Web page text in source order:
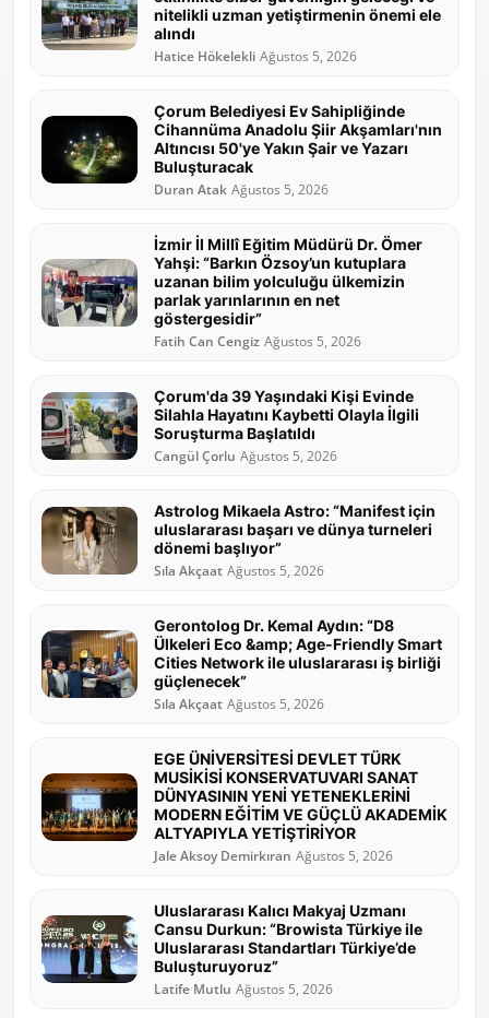
nitelikli uzman yetiştirmenin önemi ele
alındı
Hatice Hökelekli Ağustos 5, 2026
Çorum Belediyesi Ev Sahipliğinde
Cihannüma Anadolu Şiir Akşamları'nın
Altıncısı 50'ye Yakın Şair ve Yazarı
Buluşturacak
Duran Atak Ağustos 5, 2026
İzmir İl Millî Eğitim Müdürü Dr. Ömer
Yahşi: “Barkın Özsoy’un kutuplara
uzanan bilim yolculuğu ülkemizin
parlak yarınlarının en net
göstergesidir”
Fatih Can Cengiz Ağustos 5, 2026
Çorum'da 39 Yaşındaki Kişi Evinde
Silahla Hayatını Kaybetti Olayla İlgili
Soruşturma Başlatıldı
Cangül Çorlu Ağustos 5, 2026
Astrolog Mikaela Astro: “Manifest için
uluslararası başarı ve dünya turneleri
dönemi başlıyor”
Sıla Akçaat Ağustos 5, 2026
Gerontolog Dr. Kemal Aydın: “D8
Ülkeleri Eco &amp; Age-Friendly Smart
Cities Network ile uluslararası iş birliği
güçlenecek”
Sıla Akçaat Ağustos 5, 2026
EGE ÜNİVERSİTESİ DEVLET TÜRK
MUSİKİSİ KONSERVATUVARI SANAT
DÜNYASININ YENİ YETENEKLERİNİ
MODERN EĞİTİM VE GÜÇLÜ AKADEMİK
ALTYAPIYLA YETİŞTİRİYOR
Jale Aksoy Demirkıran Ağustos 5, 2026
Uluslararası Kalıcı Makyaj Uzmanı
Cansu Durkun: “Browista Türkiye ile
Uluslararası Standartları Türkiye’de
Buluşturuyoruz”
Latife Mutlu Ağustos 5, 2026